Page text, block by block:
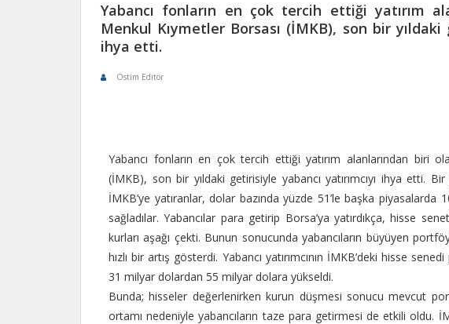
Yabancı fonların en çok tercih ettiği yatırım
Menkul Kıymetler Borsası (İMKB), son bir yıldaki
ihya etti.
Ostim Editör
Yabancı fonların en çok tercih ettiği yatırım alanlarından biri
(İMKB), son bir yıldaki getirisiyle yabancı yatırımcıyı ihya etti.
İMKB’ye yatıranlar, dolar bazında yüzde 51’le başka piyasalarda
sağladılar. Yabancılar para getirip Borsa’ya yatırdıkça, hisse
kurları aşağı çekti. Bunun sonucunda yabancıların büyüyen
hızlı bir artış gösterdi. Yabancı yatırımcının İMKB’deki hisse
31 milyar dolardan 55 milyar dolara yükseldi.
Bunda; hisseler değerlenirken kurun düşmesi sonucu mevcut
ortamı nedeniyle yabancıların taze para getirmesi de etkili oldu.